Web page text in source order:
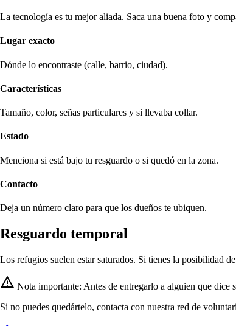
La tecnología es tu mejor aliada. Saca una buena foto y
Lugar exacto
Dónde lo encontraste (calle, barrio, ciudad).
Características
Tamaño, color, señas particulares y si llevaba collar.
Estado
Menciona si está bajo tu resguardo o si quedó en la zona.
Contacto
Deja un número claro para que los dueños te ubiquen.
Resguardo temporal
Los refugios suelen estar saturados. Si tienes la posibilidad
warning Nota importante: Antes de entregarlo a alguien que dice
Si no puedes quedártelo, contacta con nuestra red de